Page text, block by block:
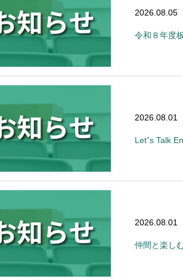
2026.08.05
令和８年度
2026.08.01
Let”s Talk
2026.08.01
仲間と楽し